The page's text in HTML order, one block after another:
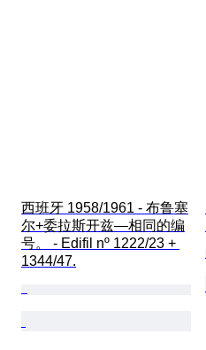
西班牙 1958/1961 - 布鲁塞
尔+委拉斯开兹—相同的编
号。 - Edifil nº 1222/23 +
1344/47.